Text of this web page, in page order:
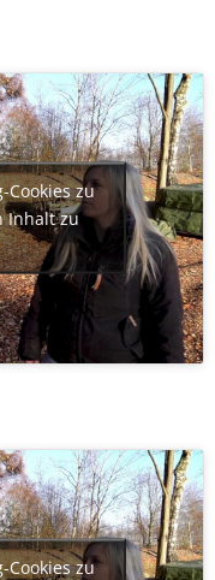
Cookies zu
Inhalt zu
Cookies zu